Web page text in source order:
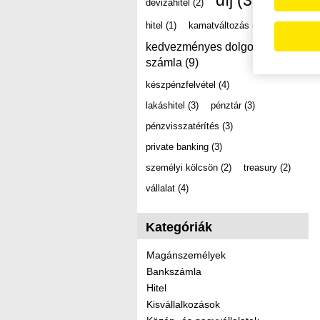
devizahitel (2)
hitel (1) kamatváltozás (2)
kedvezményes dolgozói
számla (9)
készpénzfelvétel (4)
lakáshitel (3) pénztár (3)
pénzvisszatérítés (3)
private banking (3)
személyi kölcsön (2) treasury (2)
vállalat (4)
Kategóriák
Magánszemélyek
Bankszámla
Hitel
Kisvállalkozások